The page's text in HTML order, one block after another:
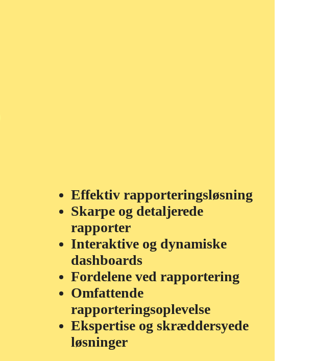
Effektiv rapporteringsløsning
Skarpe og detaljerede
rapporter
Interaktive og dynamiske
dashboards
Fordelene ved rapportering
Omfattende
rapporteringsoplevelse
Ekspertise og skræddersyede
løsninger